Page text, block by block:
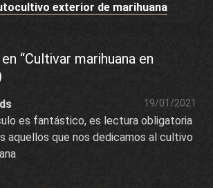
exterior de marihuana
“Cultivar marihuana en
19/01/2021
es fantástico, es lectura obligatoria
aquellos que nos dedicamos al cultivo